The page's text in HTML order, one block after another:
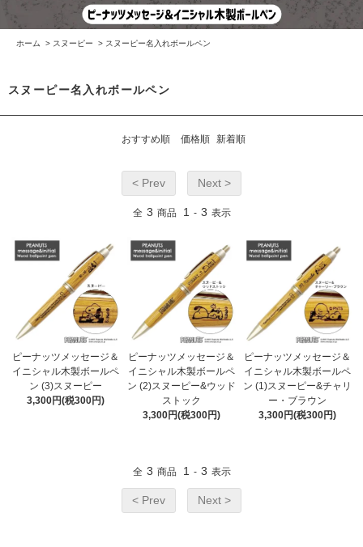
ホーム > スヌーピー > スヌーピー名入れボールペン
スヌーピー名入れボールペン
おすすめ順 価格順 新着順
< Prev Next >
全 3 商品 1 - 3 表示
ピーナッツメッセージ＆
イニシャル木製ボールペ
ン (3)スヌーピー
3,300円(税300円)
ピーナッツメッセージ＆
イニシャル木製ボールペ
ン (2)スヌーピー&ウッド
ストック
3,300円(税300円)
ピーナッツメッセージ＆
イニシャル木製ボールペ
ン (1)スヌーピー&チャリ
ー・ブラウン
3,300円(税300円)
全 3 商品 1 - 3 表示
< Prev Next >